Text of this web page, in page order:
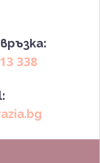
338